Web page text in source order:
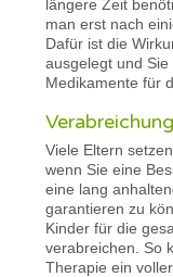
längere Zeit
man erst nach
Dafür ist die
ausgelegt und
Medikamente für
Viele Eltern
wenn Sie eine
eine lang
garantieren zu
Kinder für die
verabreichen. So
Therapie ein